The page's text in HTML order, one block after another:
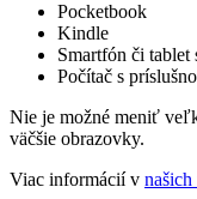
Pocketbook
Kindle
Smartfón či tablet
Počítač s
Nie je možné meniť
väčšie obrazovky.
Viac informácií v našich